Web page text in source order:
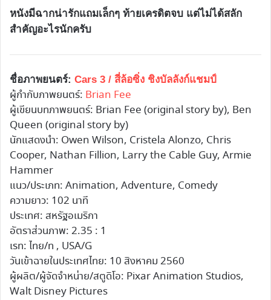
หนังมีฉากน่ารักแถมเล็กๆ ท้ายเครดิตจบ แต่ไม่ได้สลัก
สำคัญอะไรนักครับ
ชื่อภาพยนตร์: Cars 3 / สี่ล้อซิ่ง ชิงบัลลังก์แชมป์
ผู้กำกับภาพยนตร์: Brian Fee
ผู้เขียนบทภาพยนตร์: Brian Fee (original story by), Ben
Queen (original story by)
นักแสดงนำ: Owen Wilson, Cristela Alonzo, Chris
Cooper, Nathan Fillion, Larry the Cable Guy, Armie
Hammer
แนว/ประเภท: Animation, Adventure, Comedy
ความยาว: 102 นาที
ประเทศ: สหรัฐอเมริกา
อัตราส่วนภาพ: 2.35 : 1
เรท: ไทย/ท , USA/G
วันเข้าฉายในประเทศไทย: 10 สิงหาคม 2560
ผู้ผลิต/ผู้จัดจำหน่าย/สตูดิโอ: Pixar Animation Studios,
Walt Disney Pictures